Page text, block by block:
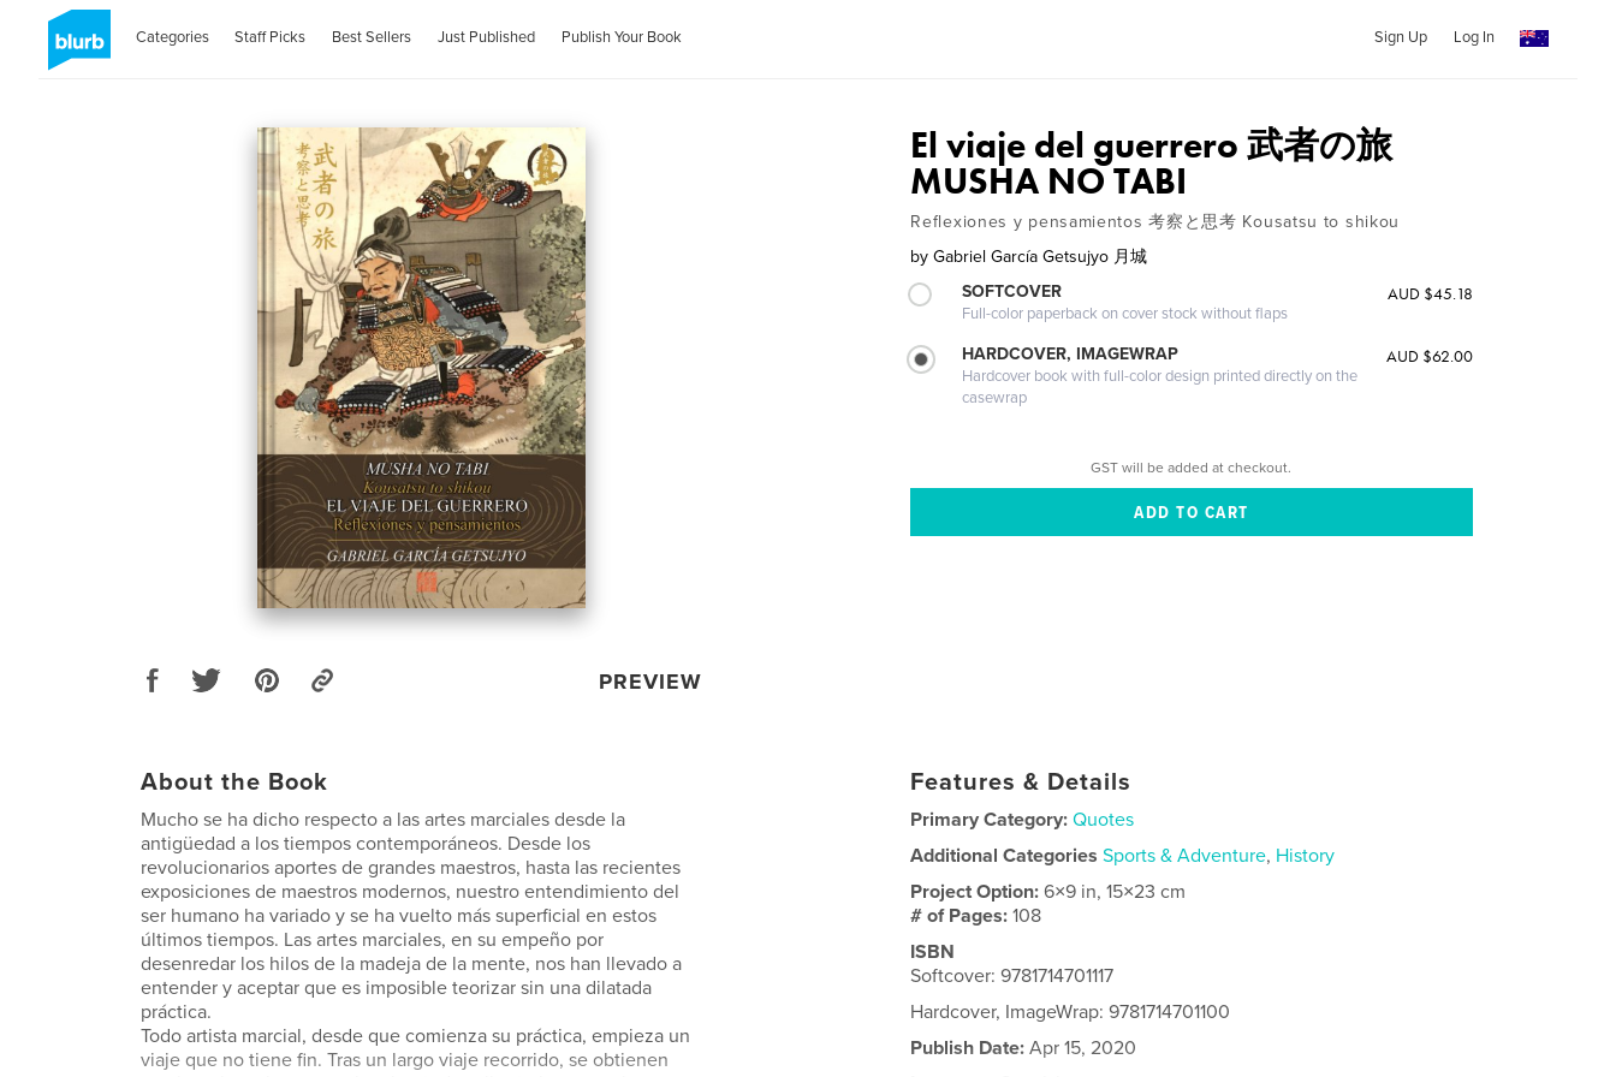
Categories Staff Picks Best Sellers Just Published Publish Your Book Sign Up Log In
PREVIEW
El viaje del guerrero 武者の旅
MUSHA NO TABI
Reflexiones y pensamientos 考察と思考 Kousatsu to shikou
by Gabriel García Getsujyo 月城
SOFTCOVER
Full-color paperback on cover stock without flaps
AUD $45.18
HARDCOVER, IMAGEWRAP
Hardcover book with full-color design printed directly on the
casewrap
AUD $62.00
GST will be added at checkout.
About the Book
Mucho se ha dicho respecto a las artes marciales desde la
antigüedad a los tiempos contemporáneos. Desde los
revolucionarios aportes de grandes maestros, hasta las recientes
exposiciones de maestros modernos, nuestro entendimiento del
ser humano ha variado y se ha vuelto más superficial en estos
últimos tiempos. Las artes marciales, en su empeño por
desenredar los hilos de la madeja de la mente, nos han llevado a
entender y aceptar que es imposible teorizar sin una dilatada
práctica.
Todo artista marcial, desde que comienza su práctica, empieza un
viaje que no tiene fin. Tras un largo viaje recorrido, se obtienen
Features & Details
Primary Category: Quotes
Additional Categories Sports & Adventure, History
Project Option:6×9 in, 15×23 cm
# of Pages:108
ISBN
Softcover: 9781714701117
Hardcover, ImageWrap: 9781714701100
Publish Date: Apr 15, 2020